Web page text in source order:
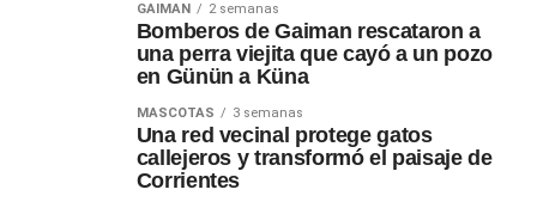
GAIMAN 2 semanas
Bomberos de Gaiman rescataron a
una perra viejita que cayó a un pozo
en Günün a Küna
MASCOTAS 3 semanas
Una red vecinal protege gatos
callejeros y transformó el paisaje de
Corrientes